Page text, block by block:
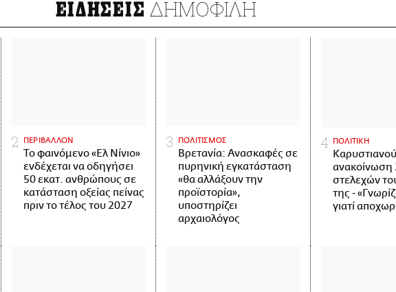
ΕΙΔΗΣΕΙΣ ΔΗΜΟΦΙΛΗ
ΠΕΡΙΒΑΛΛΟΝ
Το φαινόμενο «Ελ Νίνιο»
ενδέχεται να οδηγήσει
50 εκατ. ανθρώπους σε
κατάσταση οξείας πείνας
πριν το τέλος του 2027
ΠΟΛΙΤΙΣΜΟΣ
Βρετανία: Ανασκαφές σε
πυρηνική εγκατάσταση
«θα αλλάξουν την
προϊστορία»,
υποστηρίζει
αρχαιολόγος
ΠΟΛΙΤΙΚΗ
στελεχών
της -
γιατί